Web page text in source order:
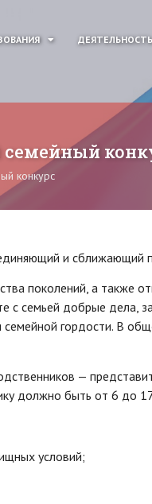
ДЕЯТЕЛЬНОСТЬ
семейный
конкурс
и сближающий
поколений, а также
с семьей добрые дела,
гордости. В
—
должно быть от 6 до
условий;